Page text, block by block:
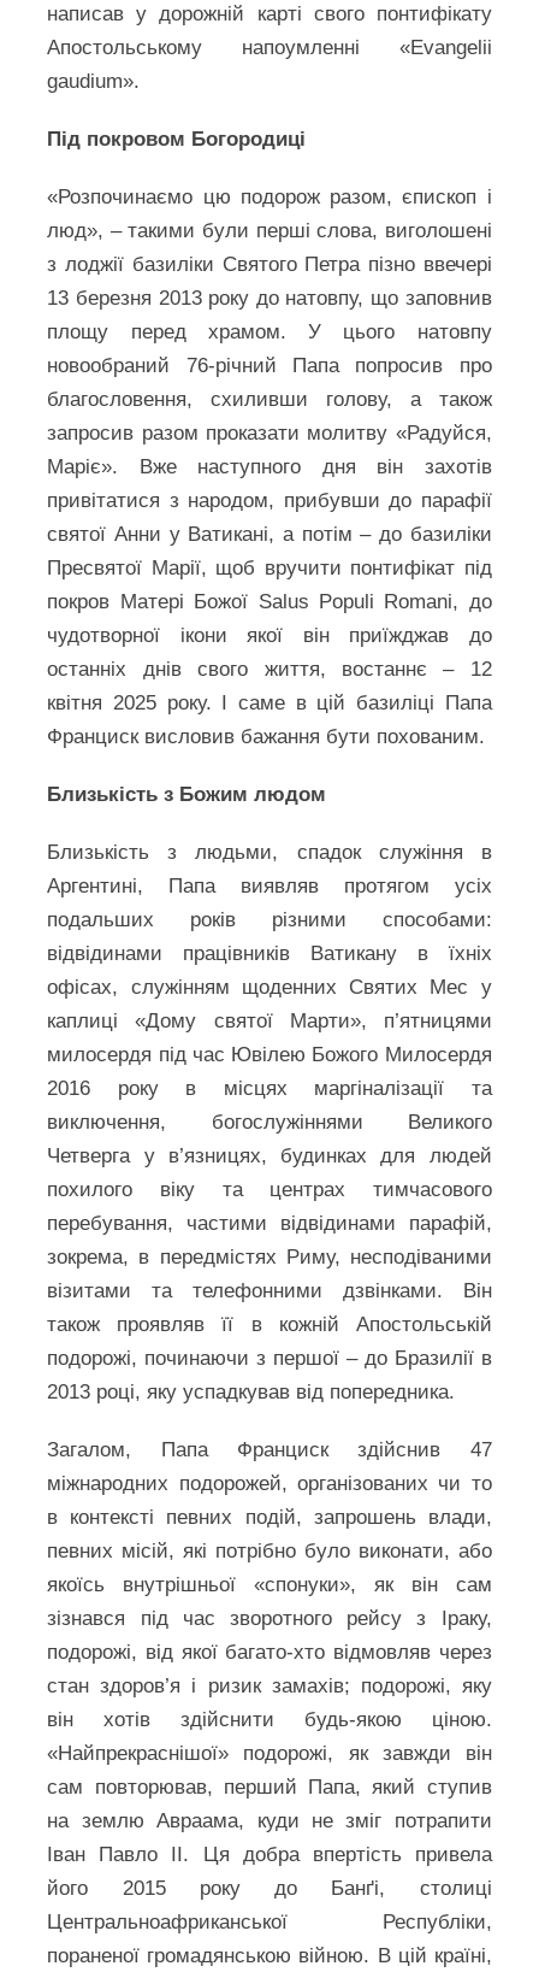
написав у дорожній карті свого понтифікату
Апостольському напоумленні «Evangelii
gaudium».
Під покровом Богородиці
«Розпочинаємо цю подорож разом, єпископ і
люд», – такими були перші слова, виголошені
з лоджії базиліки Святого Петра пізно ввечері
13 березня 2013 року до натовпу, що заповнив
площу перед храмом. У цього натовпу
новообраний 76-річний Папа попросив про
благословення, схиливши голову, а також
запросив разом проказати молитву «Радуйся,
Маріє». Вже наступного дня він захотів
привітатися з народом, прибувши до парафії
святої Анни у Ватикані, а потім – до базиліки
Пресвятої Марії, щоб вручити понтифікат під
покров Матері Божої Salus Populi Romani, до
чудотворної ікони якої він приїжджав до
останніх днів свого життя, востаннє – 12
квітня 2025 року. І саме в цій базиліці Папа
Франциск висловив бажання бути похованим.
Близькість з Божим людом
Близькість з людьми, спадок служіння в
Аргентині, Папа виявляв протягом усіх
подальших років різними способами:
відвідинами працівників Ватикану в їхніх
офісах, служінням щоденних Святих Мес у
каплиці «Дому святої Марти», п’ятницями
милосердя під час Ювілею Божого Милосердя
2016 року в місцях маргіналізації та
виключення, богослужіннями Великого
Четверга у в’язницях, будинках для людей
похилого віку та центрах тимчасового
перебування, частими відвідинами парафій,
зокрема, в передмістях Риму, несподіваними
візитами та телефонними дзвінками. Він
також проявляв її в кожній Апостольській
подорожі, починаючи з першої – до Бразилії в
2013 році, яку успадкував від попередника.
Загалом, Папа Франциск здійснив 47
міжнародних подорожей, організованих чи то
в контексті певних подій, запрошень влади,
певних місій, які потрібно було виконати, або
якоїсь внутрішньої «спонуки», як він сам
зізнався під час зворотного рейсу з Іраку,
подорожі, від якої багато-хто відмовляв через
стан здоров’я і ризик замахів; подорожі, яку
він хотів здійснити будь-якою ціною.
«Найпрекраснішої» подорожі, як завжди він
сам повторював, перший Папа, який ступив
на землю Авраама, куди не зміг потрапити
Іван Павло ІІ. Ця добра впертість привела
його 2015 року до Банґі, столиці
Центральноафриканської Республіки,
пораненої громадянською війною. В цій країні,